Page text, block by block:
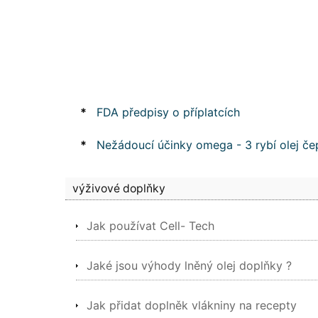
* FDA předpisy o příplatcích
* Nežádoucí účinky omega - 3 rybí olej
výživové doplňky
Jak používat Cell- Tech
Jaké jsou výhody lněný olej doplňky ?
Jak přidat doplněk vlákniny na recepty